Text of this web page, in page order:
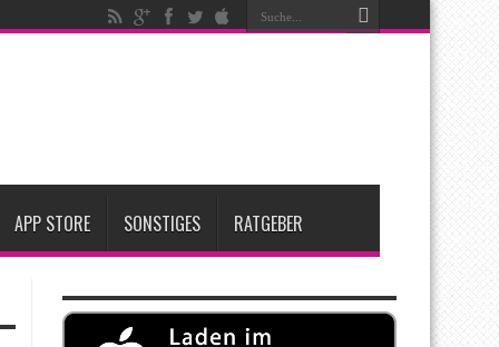
Apple übernimmt Softwarefirma PlasmaSolve
APP STORE SONSTIGES RATGEBER